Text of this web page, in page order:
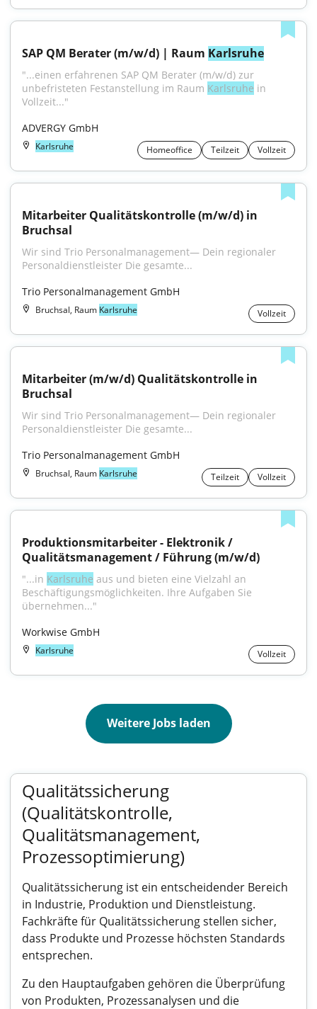
SAP QM Berater (m/w/d) | Raum Karlsruhe
"...einen erfahrenen SAP QM Berater (m/w/d) zur
unbefristeten Festanstellung im Raum Karlsruhe in
Vollzeit..."
ADVERGY GmbH
Karlsruhe Homeoffice Teilzeit Vollzeit
Mitarbeiter Qualitätskontrolle (m/w/d) in
Bruchsal
Wir sind Trio Personalmanagement— Dein regionaler
Personaldienstleister Die gesamte...
Trio Personalmanagement GmbH
Bruchsal, Raum Karlsruhe Vollzeit
Mitarbeiter (m/w/d) Qualitätskontrolle in
Bruchsal
Wir sind Trio Personalmanagement— Dein regionaler
Personaldienstleister Die gesamte...
Trio Personalmanagement GmbH
Bruchsal, Raum Karlsruhe Teilzeit Vollzeit
Produktionsmitarbeiter - Elektronik /
Qualitätsmanagement / Führung (m/w/d)
"...in Karlsruhe aus und bieten eine Vielzahl an
Beschäftigungsmöglichkeiten. Ihre Aufgaben Sie
übernehmen..."
Workwise GmbH
Karlsruhe Vollzeit
Weitere Jobs laden
Qualitätssicherung
(Qualitätskontrolle,
Qualitätsmanagement,
Prozessoptimierung)
Qualitätssicherung ist ein entscheidender Bereich
in Industrie, Produktion und Dienstleistung.
Fachkräfte für Qualitätssicherung stellen sicher,
dass Produkte und Prozesse höchsten Standards
entsprechen.
Zu den Hauptaufgaben gehören die Überprüfung
von Produkten, Prozessanalysen und die